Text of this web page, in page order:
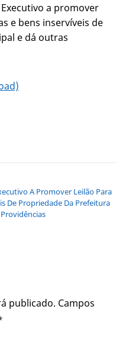
a promover
e bens inservíveis de
e dá outras
A Promover Leilão Para
De Propriedade Da Prefeitura
publicado. Campos